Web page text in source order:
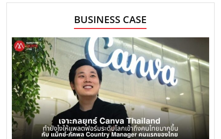
BUSINESS CASE